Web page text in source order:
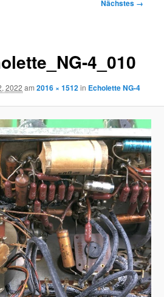
Nächstes →
4_010
2022 am2016 × 1512in Echolette NG-4